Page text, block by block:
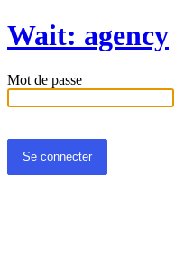
Wait: agency
Mot de passe